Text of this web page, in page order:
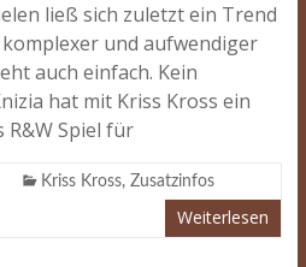
ließ sich zuletzt ein Trend
und aufwendiger
auch einfach. Kein
hat mit Kriss Kross ein
R&W Spiel für
Kriss Kross, Zusatzinfos
Weiterlesen